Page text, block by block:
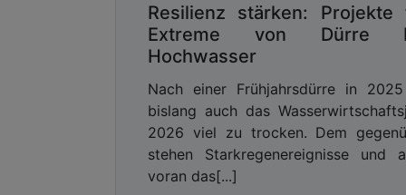
Der Wupperverband hat alle
Hochwasservorsorge – im
Umsetzung läuft bereits und ist eine
Regionalpakts Wupper.
Das Zukunftsprogramm besteht aus
den Kommunen im Wuppergebiet in
Aktuell sind 32 Maßnahmen
Resilienz stärken: Projekte
Extreme von Dürre
Hochwasser
Nach einer Frühjahrsdürre in
bislang auch das
2026 viel zu trocken. Dem
stehen Starkregenereignisse und
voran das[...]